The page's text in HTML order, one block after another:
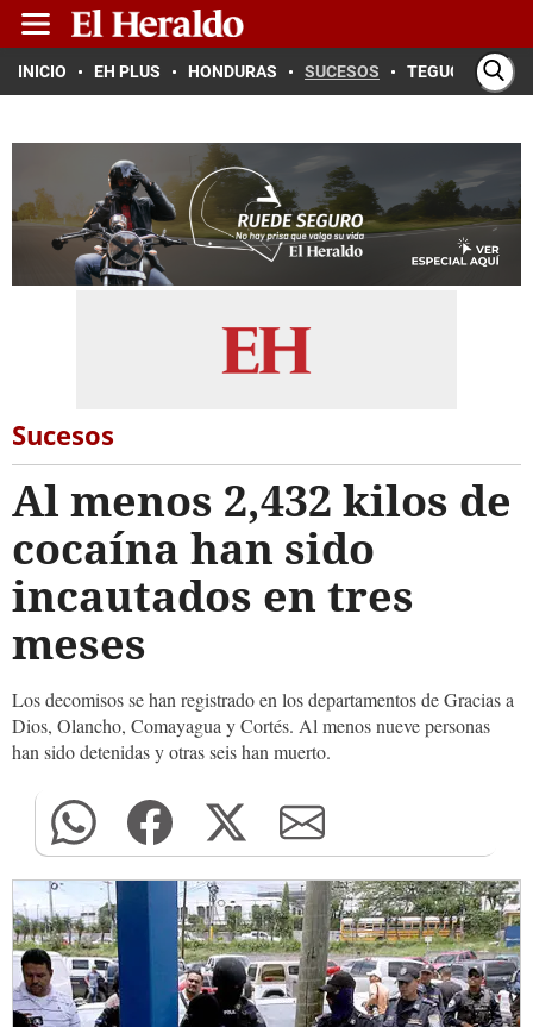
INICIO EH PLUS HONDURAS SUCESOS TEGUCIGALPA
Sucesos
Al menos 2,432 kilos de
cocaína han sido
incautados en tres
meses
Los decomisos se han registrado en los departamentos de Gracias a
Dios, Olancho, Comayagua y Cortés. Al menos nueve personas
han sido detenidas y otras seis han muerto.